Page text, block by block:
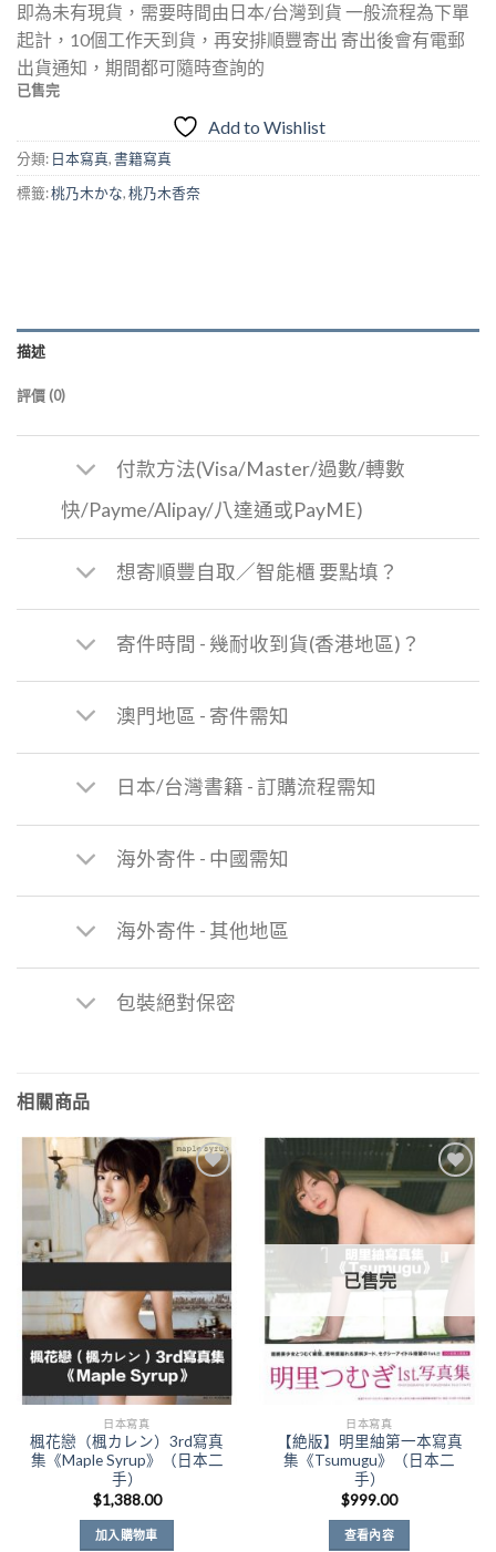
即為未有現貨，需要時間由日本/台灣到貨 一般流程為下單
起計，10個工作天到貨，再安排順豐寄出 寄出後會有電郵
出貨通知，期間都可隨時查詢的
已售完
Add to Wishlist
分類: 日本寫真,書籍寫真
標籤:桃乃木かな,桃乃木香奈
描述
評價 (0)
付款方法(Visa/Master/過數/轉數
快/Payme/Alipay/八達通或PayME)
想寄順豐自取／智能櫃 要點填？
寄件時間 - 幾耐收到貨(香港地區)？
澳門地區 - 寄件需知
日本/台灣書籍 - 訂購流程需知
海外寄件 - 中國需知
海外寄件 - 其他地區
包裝絕對保密
相關商品
Add to
Wishlist
日本寫真
楓花戀（楓カレン）3rd寫真
集《Maple Syrup》（日本二
手）
$1,388.00
加入購物車
Add to
Wishlist
已售完
日本寫真
【絶版】明里紬第一本寫真
集《Tsumugu》（日本二
手）
$999.00
查看內容